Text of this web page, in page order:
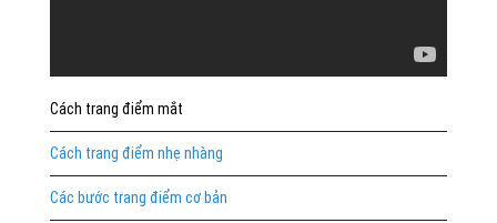
Cách trang điểm mắt
Cách trang điểm nhẹ nhàng
Các bước trang điểm cơ bản